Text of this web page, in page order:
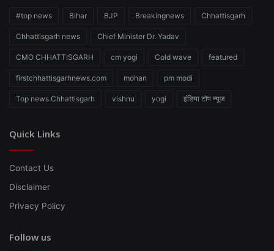
#top news Bihar BJP Breakingnews Chhattisgarh
Chhattisgarh news Chief Minister Dr. Yadav
CMO CHHATTISGARH cm yogi Cold wave featured
firstchhattisgarhnews.com mohan pm modi
Top news Chhattisgarh vishnu yogi इंडिया टॉप न्यूज
Quick Links
Contact Us
Disclaimer
Privacy Policy
Follow us